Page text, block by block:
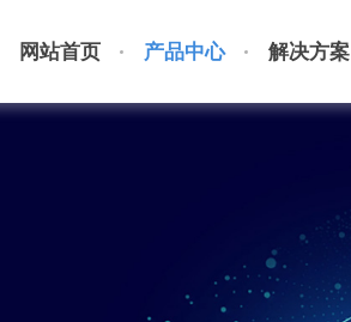
网站首页 产品中心 解决方案